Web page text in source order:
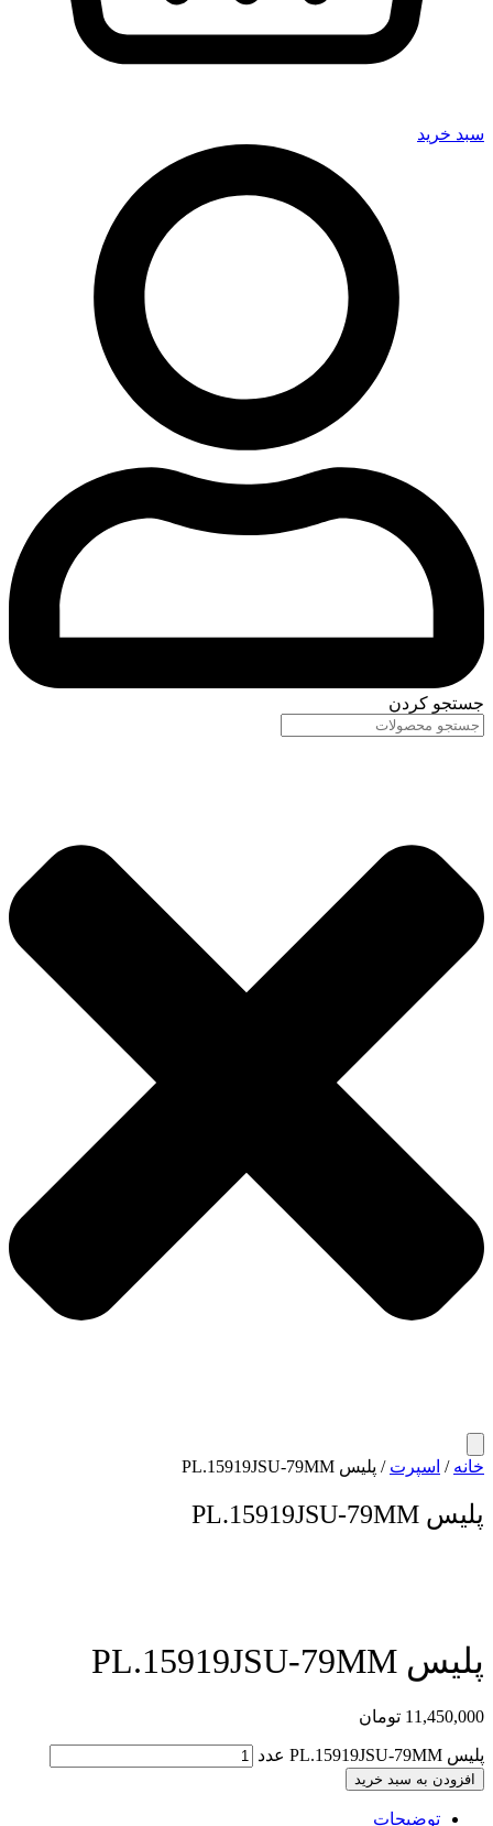
سبد خرید
جستجو کردن
خانه / اسپرت / پلیس PL.15919JSU-79MM
پلیس PL.15919JSU-79MM
پلیس PL.15919JSU-79MM
11,450,000 تومان
پلیس PL.15919JSU-79MM عدد
افزودن به سبد خرید
توضیحات